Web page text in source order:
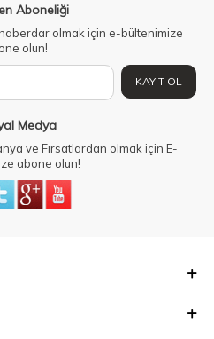
Aboneliği
olmak için e-bültenimize
olun!
KAYIT OL
Medya
ve Fırsatlardan olmak için E-
abone olun!